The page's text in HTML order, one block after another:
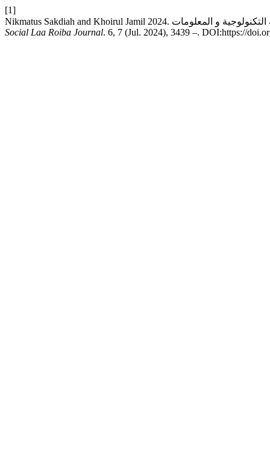
[1]
Social Laa Roiba Journal. 6, 7 (Jul. 2024), 3439 –. DOI:https://